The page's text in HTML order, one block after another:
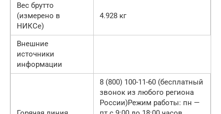
Вес брутто
(измерено в
НИКСе)
4.928 кг
Внешние
источники
информации
8 (800) 100-11-60 (бесплатный
звонок из любого региона
России)Режим работы: пн —